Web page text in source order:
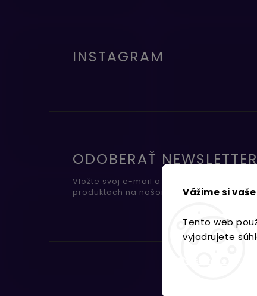
Vážime si
Tento web
vyjadrujete
INSTAGRAM
ODOBERAŤ
Vložte svoj e-mail a my Vám budeme
produktoch na našom e-shope.